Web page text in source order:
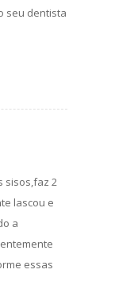
seu dentista
sisos,faz 2
lascou e
a
essas